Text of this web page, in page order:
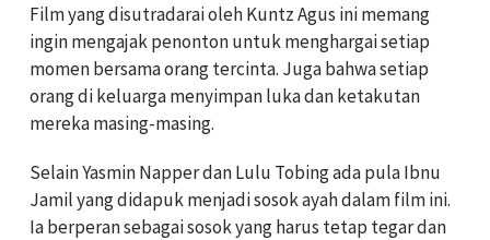
Film yang disutradarai oleh Kuntz Agus ini memang
ingin mengajak penonton untuk menghargai setiap
momen bersama orang tercinta. Juga bahwa setiap
orang di keluarga menyimpan luka dan ketakutan
mereka masing-masing.
Selain Yasmin Napper dan Lulu Tobing ada pula Ibnu
Jamil yang didapuk menjadi sosok ayah dalam film ini.
Ia berperan sebagai sosok yang harus tetap tegar dan